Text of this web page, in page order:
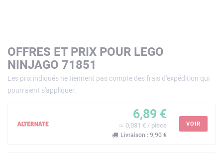
OFFRES ET PRIX POUR LEGO
NINJAGO 71851
Les prix indiqués ne tiennent pas compte des frais d'expédition qui
pourraient s'appliquer.
6,89 €
≃ 0,081 € / pièce
Livraison : 9,90 €
VOIR